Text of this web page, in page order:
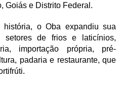
Goiás e Distrito Federal.
o Oba expandiu sua
setores de frios e laticínios,
importação própria, pré-
padaria e restaurante, que